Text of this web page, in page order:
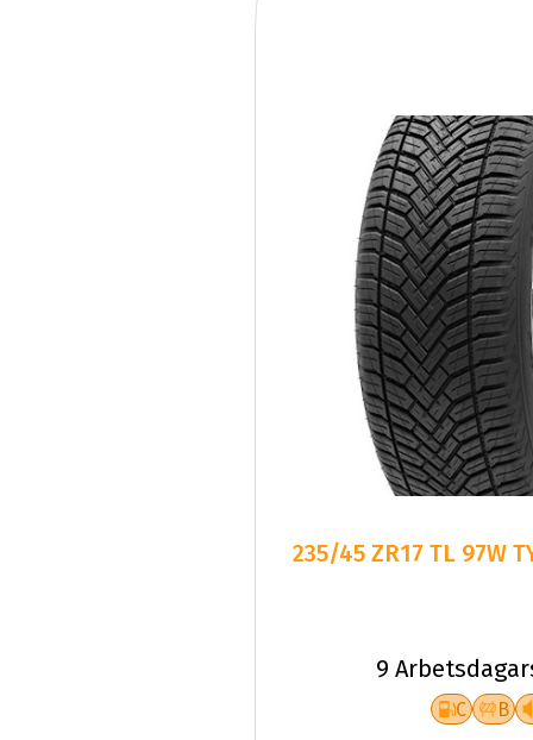
235/45 ZR17 TL 97W
9
C B